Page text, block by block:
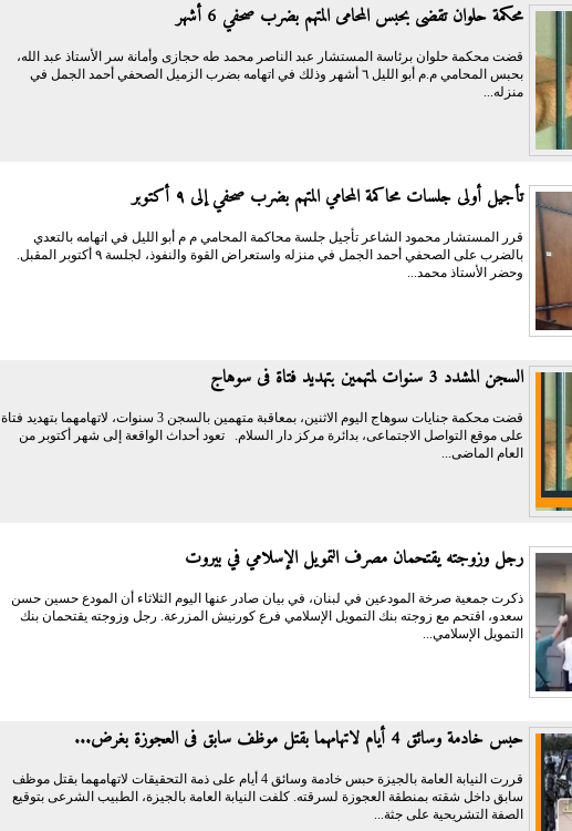
محكمة حلوان تقضى بحبس المحامى المتهم بضرب صحفي 6 أشهر
قضت محكمة حلوان برئاسة المستشار عبد الناصر محمد طه حجازى وأمانة سر الأستاذ عبد الله،
بحبس المحامي م.م أبو الليل ٦ أشهر وذلك في اتهامه بضرب الزميل الصحفي أحمد الجمل في
منزله...
تأجيل أولى جلسات محاكمة المحامي المتهم بضرب صحفي إلى ٩ أكتوبر
قرر المستشار محمود الشاعر تأجيل جلسة محاكمة المحامي م م أبو الليل في اتهامه بالتعدي
بالضرب على الصحفي أحمد الجمل في منزله واستعراض القوة والنفوذ، لجلسة ٩ أكتوبر المقبل.
وحضر الأستاذ محمد...
السجن المشدد 3 سنوات لمتهمين بتهديد فتاة فى سوهاج
قضت محكمة جنايات سوهاج اليوم الاثنين، بمعاقبة متهمين بالسجن 3 سنوات، لاتهامهما بتهديد فتاة
على موقع التواصل الاجتماعى، بدائرة مركز دار السلام. تعود أحداث الواقعة إلى شهر أكتوبر من
العام الماضى...
رجل وزوجته يقتحمان مصرف التمويل الإسلامي في بيروت
ذكرت جمعية صرخة المودعين في لبنان، في بيان صادر عنها اليوم الثلاثاء أن المودع حسين حسن
سعدو، اقتحم مع زوجته بنك التمويل الإسلامي فرع كورنيش المزرعة. رجل وزوجته يقتحمان بنك
التمويل الإسلامي...
حبس خادمة وسائق 4 أيام لاتهامهما بقتل موظف سابق فى العجوزة بغرض...
قررت النيابة العامة بالجيزة حبس خادمة وسائق 4 أيام على ذمة التحقيقات لاتهامهما بقتل موظف
سابق داخل شقته بمنطقة العجوزة لسرقته. كلفت النيابة العامة بالجيزة، الطبيب الشرعى بتوقيع
الصفة التشريحية على جثة...